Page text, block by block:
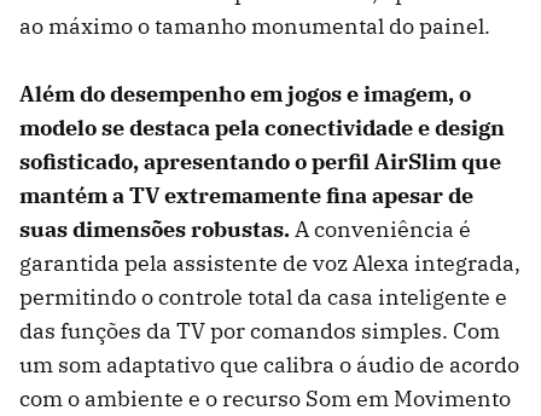
ao máximo o tamanho monumental do painel.
Além do desempenho em jogos e imagem, o
modelo se destaca pela conectividade e design
sofisticado, apresentando o perfil AirSlim que
mantém a TV extremamente fina apesar de
suas dimensões robustas.A conveniência é
garantida pela assistente de voz Alexa integrada,
permitindo o controle total da casa inteligente e
das funções da TV por comandos simples. Com
um som adaptativo que calibra o áudio de acordo
com o ambiente e o recurso Som em Movimento